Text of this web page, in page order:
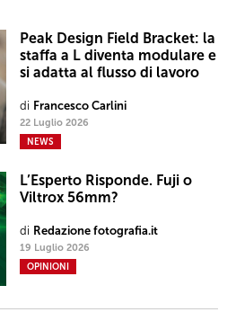
Peak Design Field Bracket: la
staffa a L diventa modulare e
si adatta al flusso di lavoro
di Francesco Carlini
22 Luglio 2026
NEWS
L’Esperto Risponde. Fuji o
Viltrox 56mm?
di Redazione fotografia.it
19 Luglio 2026
OPINIONI